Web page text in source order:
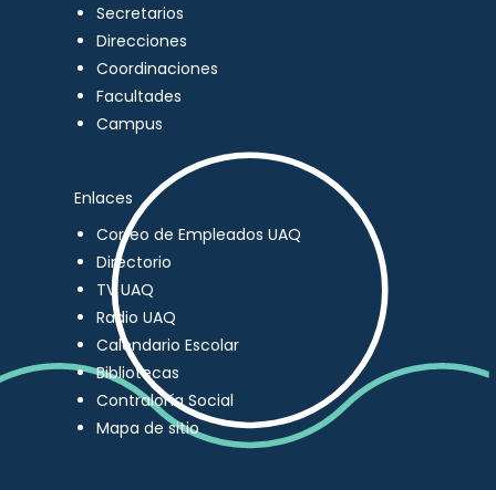
Secretarios
Direcciones
Coordinaciones
Facultades
Campus
Enlaces
Correo de Empleados UAQ
Directorio
TV UAQ
Radio UAQ
Calendario Escolar
Bibliotecas
Contraloría Social
Mapa de sitio